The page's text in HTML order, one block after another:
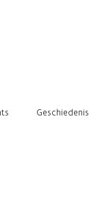
Geschiedenis